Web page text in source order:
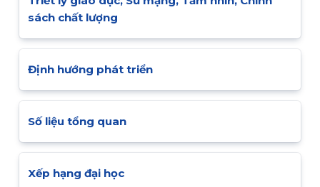
sách chất lượng
Định hướng phát triển
Số liệu tổng quan
Xếp hạng đại học